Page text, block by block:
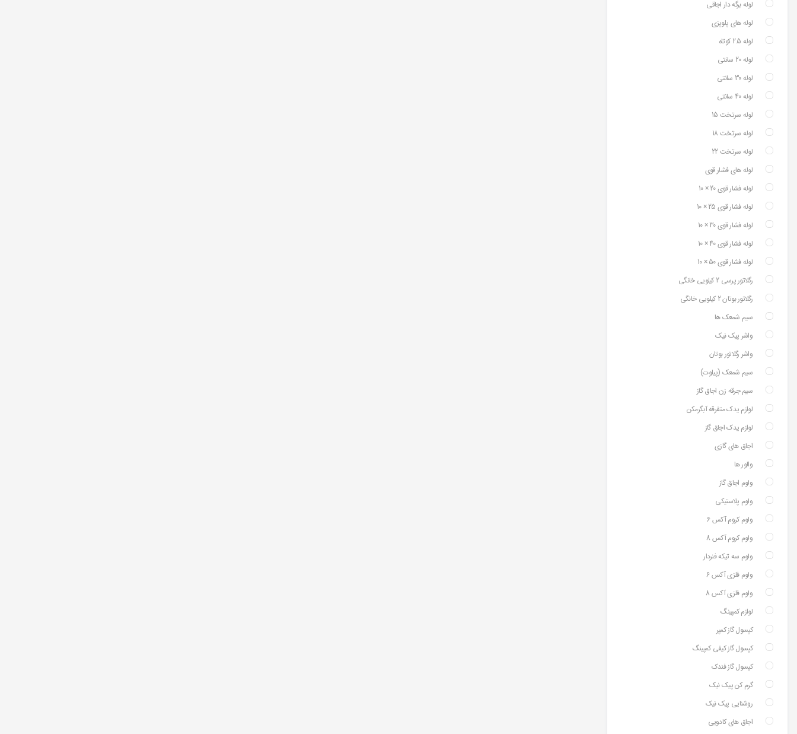
لوله برگه دار اجاقی
لوله های پلوپزی
لوله 2.5 کوتاه
لوله 20 سانتی
لوله 30 سانتی
لوله 40 سانتی
لوله سرتخت 15
لوله سرتخت 18
لوله سرتخت 22
لوله های فشار قوی
لوله فشار قوی 20 × 10
لوله فشار قوی 25 × 10
لوله فشار قوی 30 × 10
لوله فشار قوی 40 × 10
لوله فشار قوی 50 × 10
رگلاتور پرسی 2 کیلویی خانگی
رگلاتور بوتان 2 کیلویی خانگی
سیم شمعک ها
واشر پیک نیک
واشر رگلاتور بوتان
سیم شمعک (پیلوت)
سیم جرقه زن اجاق گاز
لوازم یدک متفرقه آبگرمکن
لوازم یدک اجاق گاز
اجاق های گازی
والور ها
ولوم اجاق گاز
ولوم پلاستیکی
ولوم کروم آکس 6
ولوم کروم آکس 8
ولوم سه تیکه فنردار
ولوم فلزی آکس 6
ولوم فلزی آکس 8
لوازم کمپینگ
کپسول گاز کمپر
کپسول گاز کیفی کمپینگ
کپسول گاز فندک
گرم کن پیک نیک
روشنایی پیک نیک
اجاق های کادویی